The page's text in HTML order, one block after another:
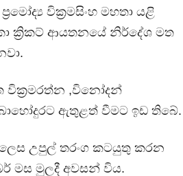
වික්‍රමසිංහ මහතා යළි
ක්‍රිකට් ආයතනයේ නිර්දේශ මත
වික්‍රමරත්න ,විනෝදන්
ඇතුළත් වීමට ඉඩ තිබේ.
ලෙස උපුල් තරංග කටයුතු කරන
මස මුලදී අවසන් විය.